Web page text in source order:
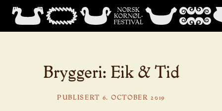
Bryggeri: Eik & Tid
PUBLISERT 6. OCTOBER 2019